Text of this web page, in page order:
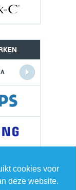
cookies voor
deze website.
4